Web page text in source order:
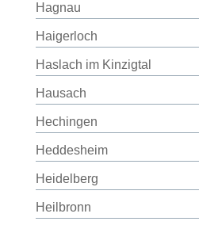
Hagnau
Haigerloch
Haslach im Kinzigtal
Hausach
Hechingen
Heddesheim
Heidelberg
Heilbronn